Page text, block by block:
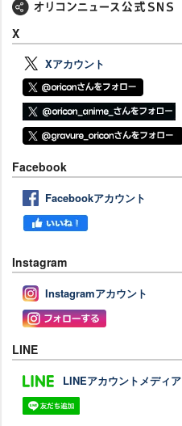
X
Xアカウント
Facebook
Facebookアカウント
Instagram
Instagramアカウント
LINE
LINEアカウントメディア